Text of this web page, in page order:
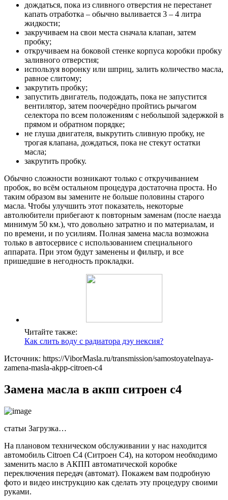
дождаться, пока из сливного отверстия не перестанет
капать отработка – обычно выливается 3 – 4 литра
жидкости;
закручиваем на свои места сначала клапан, затем
пробку;
откручиваем на боковой стенке корпуса коробки пробку
заливного отверстия;
используя воронку или шприц, залить количество масла,
равное слитому;
закрутить пробку;
запустить двигатель, подождать, пока не запустится
вентилятор, затем поочерёдно пройтись рычагом
селектора по всем положениям с небольшой задержкой в
прямом и обратном порядке;
не глуша двигателя, выкрутить сливную пробку, не
трогая клапана, дождаться, пока не стекут остатки
масла;
закрутить пробку.
Обычно сложности возникают только с откручиванием
пробок, во всём остальном процедура достаточна проста. Но
таким образом вы замените не больше половины старого
масла. Чтобы улучшить этот показатель, некоторые
автолюбители прибегают к повторным заменам (после наезда
минимум 50 км.), что довольно затратно и по материалам, и
по времени, и по усилиям. Полная замена масла возможна
только в автосервисе с использованием специального
аппарата. При этом будут заменены и фильтр, и все
пришедшие в негодность прокладки.
Читайте также:
Как слить воду с радиатора дэу нексия?
Источник: https://ViborMasla.ru/transmission/samostoyatelnaya-
zamena-masla-akpp-citroen-c4
Замена масла в акпп ситроен с4
статьи Загрузка…
На плановом техническом обслуживании у нас находится
автомобиль Citroen C4 (Ситроен С4), на котором необходимо
заменить масло в АКПП автоматической коробке
переключения передач (автомат). Покажем вам подробную
фото и видео инструкцию как сделать эту процедуру своими
руками.